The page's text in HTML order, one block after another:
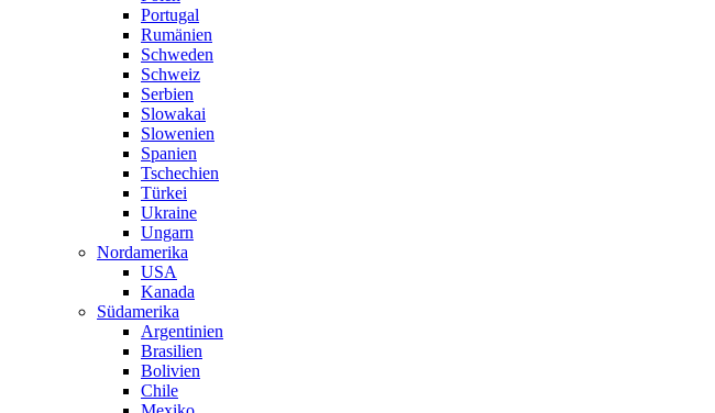
Portugal
Rumänien
Schweden
Schweiz
Serbien
Slowakai
Slowenien
Spanien
Tschechien
Türkei
Ukraine
Ungarn
Nordamerika
USA
Kanada
Südamerika
Argentinien
Brasilien
Bolivien
Chile